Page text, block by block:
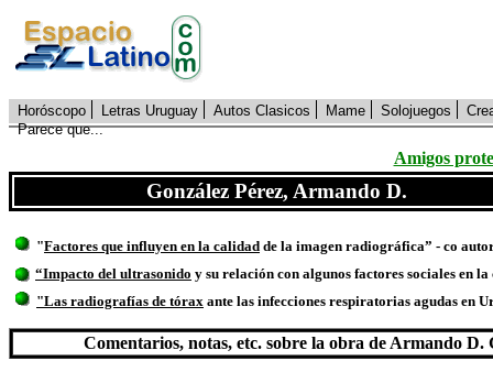
Horóscopo Letras Uruguay Autos Clasicos Mame Solojuegos
Parece que...
Amigos
González Pérez, Armando D.
"Factores que influyen en la calidad de la imagen radiográfica” - co
“Impacto del ultrasonido y su relación con algunos factores sociales en
"Las radiografías de tórax ante las infecciones respiratorias agudas en
Comentarios, notas, etc. sobre la obra de Armando D.